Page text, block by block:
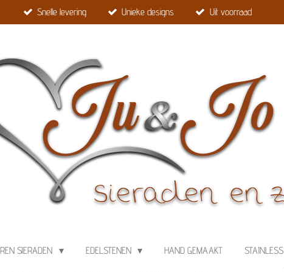
Snelle levering Unieke designs Uit voorraad
SIERADEN EDELSTENEN HAND GEMAAKT